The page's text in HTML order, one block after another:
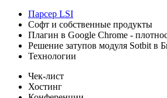
Парсер LSI
Софт и собственные продукты
Плагин в Google Chrome -
Решение затупов модуля Sotbit в
Технологии
Чек-лист
Хостинг